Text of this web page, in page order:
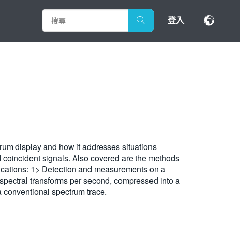
登入
display and how it addresses situations
signals. Also covered are the methods
1> Detection and measurements on a
transforms per second, compressed into a
spectrum trace.